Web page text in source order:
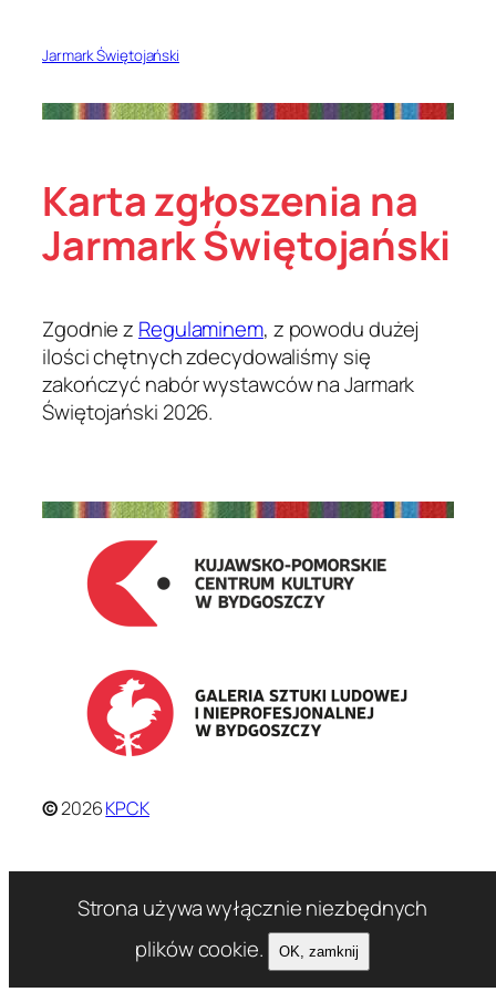
Jarmark Świętojański
Karta zgłoszenia na
Jarmark Świętojański
Zgodnie z Regulaminem, z powodu dużej
ilości chętnych zdecydowaliśmy się
zakończyć nabór wystawców na Jarmark
Świętojański 2026.
©2026KPCK
Strona używa wyłącznie niezbędnych
plików cookie.
OK, zamknij